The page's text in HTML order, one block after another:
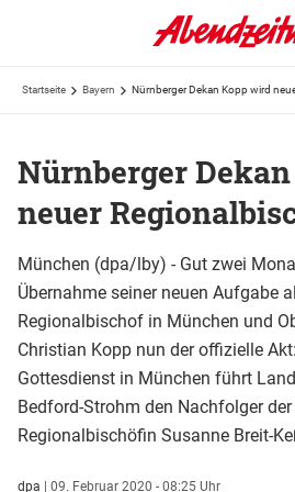
Startseite Bayern Nürnberger Dekan Kopp wird
Nürnberger
neuer
München (dpa/lby) - Gut zwei
Übernahme seiner neuen Aufgabe
Regionalbischof in München und
Christian Kopp nun der offizielle
Gottesdienst in München führt
Bedford-Strohm den Nachfolger
Regionalbischöfin Susanne Breit-
dpa | 09. Februar 2020 - 08:25 Uhr